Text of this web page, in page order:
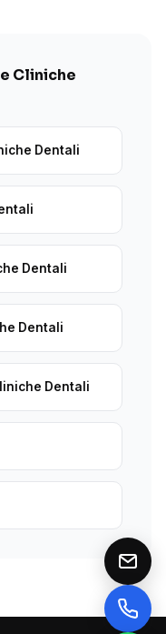
Cliniche
Dentali
Dentali
Dentali
Dentali